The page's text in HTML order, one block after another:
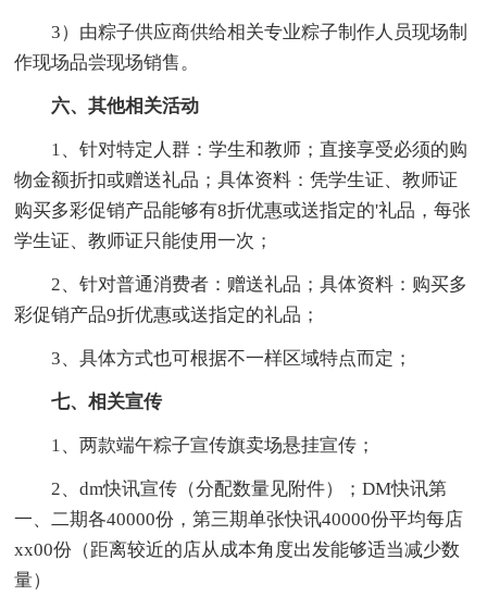
3）由粽子供应商供给相关专业粽子制作人员现场制
作现场品尝现场销售。
六、其他相关活动
1、针对特定人群：学生和教师；直接享受必须的购
物金额折扣或赠送礼品；具体资料：凭学生证、教师证
购买多彩促销产品能够有8折优惠或送指定的'礼品，每张
学生证、教师证只能使用一次；
2、针对普通消费者：赠送礼品；具体资料：购买多
彩促销产品9折优惠或送指定的礼品；
3、具体方式也可根据不一样区域特点而定；
七、相关宣传
1、两款端午粽子宣传旗卖场悬挂宣传；
2、dm快讯宣传（分配数量见附件）；DM快讯第
一、二期各40000份，第三期单张快讯40000份平均每店
xx00份（距离较近的店从成本角度出发能够适当减少数
量）